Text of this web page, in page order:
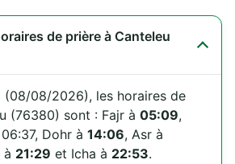
de prière à Canteleu
(08/08/2026), les horaires de
(76380) sont : Fajr à 05:09,
Dohr à 14:06, Asr à
à 21:29 et Icha à 22:53.